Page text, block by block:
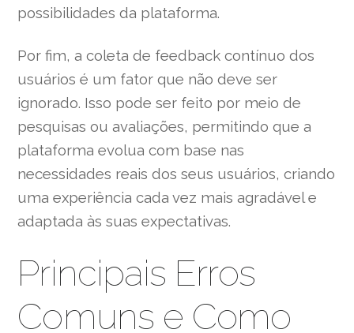
possibilidades da plataforma.
Por fim, a coleta de feedback contínuo dos
usuários é um fator que não deve ser
ignorado. Isso pode ser feito por meio de
pesquisas ou avaliações, permitindo que a
plataforma evolua com base nas
necessidades reais dos seus usuários, criando
uma experiência cada vez mais agradável e
adaptada às suas expectativas.
Principais Erros
Comuns e Como